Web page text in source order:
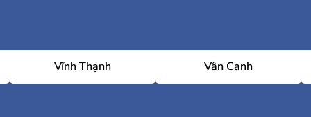
Vĩnh Thạnh Vân Canh